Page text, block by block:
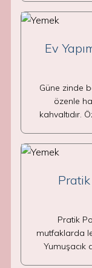
Ev
Güne zinde
özenle
kahvaltıdır.
Pratik
mutfaklarda
Yumuşacık